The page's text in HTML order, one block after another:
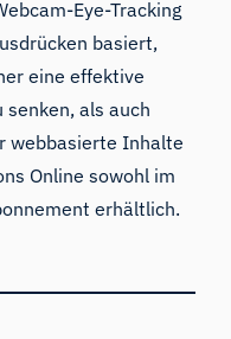
Eye-Tracking
basiert,
eine effektive
als auch
webbasierte Inhalte
Online sowohl im
erhältlich.